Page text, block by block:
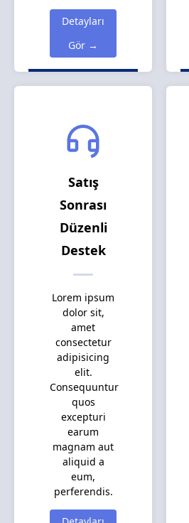
Detayları
Gör →
Satış
Sonrası
Düzenli
Destek
Lorem ipsum
dolor sit,
amet
consectetur
adipisicing
elit.
Consequuntur
quos
excepturi
earum
magnam aut
aliquid a
eum,
perferendis.